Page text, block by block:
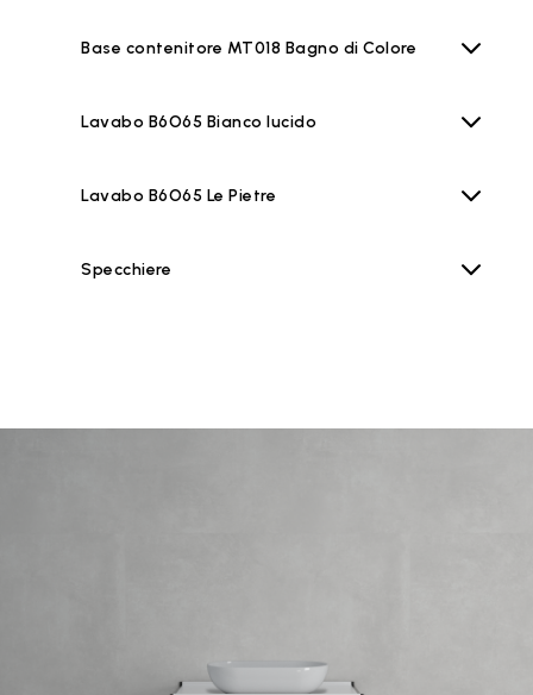
Base contenitore MT018 Bagno di Colore
Lavabo B6O65 Bianco lucido
Lavabo B6O65 Le Pietre
Specchiere